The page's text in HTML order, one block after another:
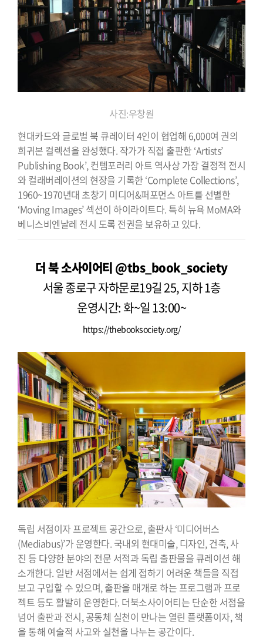
사진:우창원
현대카드와 글로벌 북 큐레이터 4인이 협업해 6,000여 권의
희귀본 컬렉션을 완성했다. 작가가 직접 출판한 ‘Artists’
Publishing Book’, 컨템포러리 아트 역사상 가장 결정적 전시
와 컬래버레이션의 현장을 기록한 ‘Complete Collections’,
1960~1970년대 초창기 미디어&퍼포먼스 아트를 선별한
‘Moving Images’ 섹션이 하이라이트다. 특히 뉴욕 MoMA와
베니스비엔날레 전시 도록 전권을 보유하고 있다.
더 북 소사이어티 @tbs_book_society
서울 종로구 자하문로19길 25, 지하 1층
운영시간: 화~일 13:00~
https://thebooksociety.org/
독립 서점이자 프로젝트 공간으로, 출판사 ‘미디어버스
(Mediabus)’가 운영한다. 국내외 현대미술, 디자인, 건축, 사
진 등 다양한 분야의 전문 서적과 독립 출판물을 큐레이션 해
소개한다. 일반 서점에서는 쉽게 접하기 어려운 책들을 직접
보고 구입할 수 있으며, 출판을 매개로 하는 프로그램과 프로
젝트 등도 활발히 운영한다. 더북소사이어티는 단순한 서점을
넘어 출판과 전시, 공동체 실천이 만나는 열린 플랫폼이자, 책
을 통해 예술적 사고와 실천을 나누는 공간이다.